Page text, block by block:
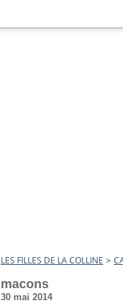
LES FILLES DE LA COLLINE >
macons
30 mai 2014